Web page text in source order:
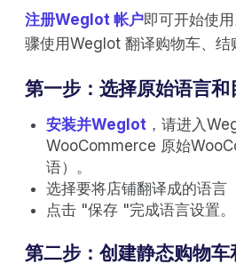
注册Weglot 帐户即可开始使
骤使用Weglot 翻译购物车、结
第一步：选择原始语言和
安装并Weglot ，请进入
WooCommerce 原始
语）。
选择要将店铺翻译成的语言
点击 "保存 "完成语言设置。
第二步：创建静态购物车